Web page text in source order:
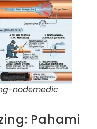
nodemedic
Pahami